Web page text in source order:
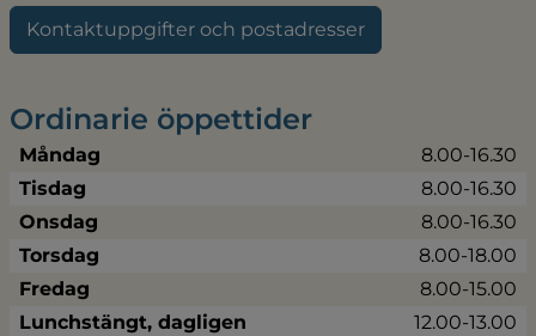
Kontaktuppgifter och postadresser
Ordinarie öppettider
Måndag
8.00-16.30
Tisdag
8.00-16.30
Onsdag
8.00-16.30
Torsdag
8.00-18.00
Fredag
8.00-15.00
Lunchstängt, dagligen
12.00-13.00